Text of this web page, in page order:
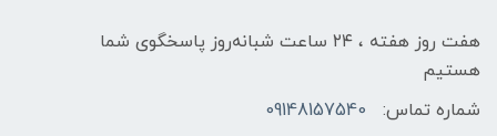
هفت روز هفته ، ۲۴ ساعت شبانه‌روز پاسخگوی شما
هستیم
شماره تماس:
09148157540